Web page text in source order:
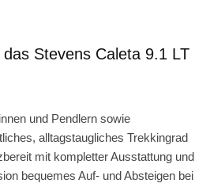
Stevens Caleta 9.1 LT
und Pendlern sowie
alltagstaugliches Trekkingrad
mit kompletter Ausstattung und
bequemes Auf- und Absteigen bei